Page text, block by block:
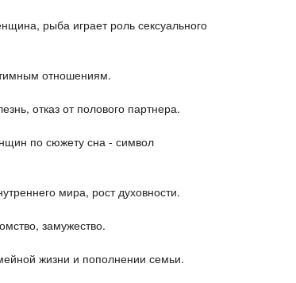
рыба играет роль сексуального
отношениям.
отказ от полового партнера.
по сюжету сна - символ
мира, рост духовности.
замужество.
жизни и пополнении семьи.